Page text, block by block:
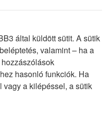
által küldött sütit. A sütik
valamint – ha a
hasonló funkciók. Ha
a kilépéssel, a sütik